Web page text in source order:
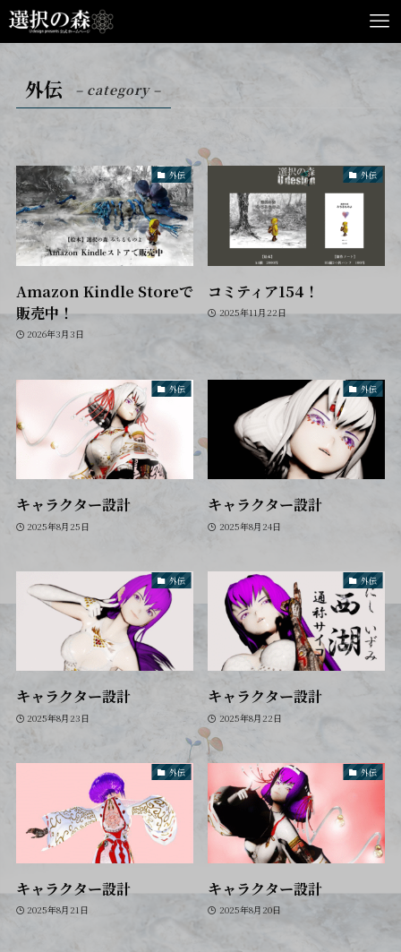
外伝 – category –
外伝
Amazon Kindle Storeで
販売中！
2026年3月3日
外伝
コミティア154！
2025年11月22日
外伝
キャラクター設計
2025年8月25日
外伝
キャラクター設計
2025年8月24日
外伝
キャラクター設計
2025年8月23日
外伝
キャラクター設計
2025年8月22日
外伝
キャラクター設計
2025年8月21日
外伝
キャラクター設計
2025年8月20日